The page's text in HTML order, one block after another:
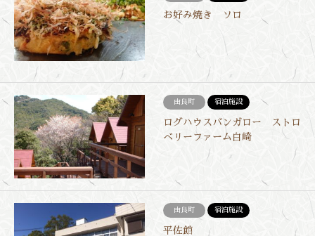
お好み焼き ソロ
由良町 宿泊施設
ログハウスバンガロー ストロ
ベリーファーム白崎
由良町 宿泊施設
平佐館